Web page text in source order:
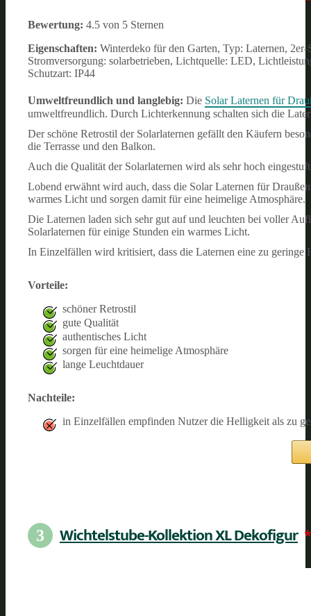
Bewertung: 4.5 von 5 Sternen
Eigenschaften: Winterdeko für den Garten, Typ: Laternen,
Stromversorgung: solarbetrieben, Lichtquelle: LED,
Schutzart: IP44
Umweltfreundlich und langlebig: Die Solar Laternen für
umweltfreundlich. Durch Lichterkennung schalten sich die
Der schöne Retrostil der Solarlaternen gefällt den Käufern
die Terrasse und den Balkon.
Auch die Qualität der Solarlaternen wird als sehr hoch
Lobend erwähnt wird auch, dass die Solar Laternen für
warmes Licht und sorgen damit für eine heimelige Atmosphäre.
Die Laternen laden sich sehr gut auf und leuchten bei voller
Solarlaternen für einige Stunden ein warmes Licht.
In Einzelfällen wird kritisiert, dass die Laternen eine zu geringe
Vorteile:
schöner Retrostil
gute Qualität
authentisches Licht
sorgen für eine heimelige Atmosphäre
lange Leuchtdauer
Nachteile:
in Einzelfällen empfinden Nutzer die Helligkeit als zu
3 Wichtelstube-Kollektion XL Dekofigur *